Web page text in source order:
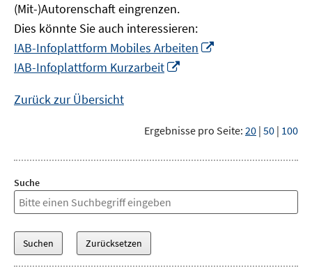
(Mit-)Autorenschaft eingrenzen.
Dies könnte Sie auch interessieren:
IAB-Infoplattform Mobiles Arbeiten
IAB-Infoplattform Kurzarbeit
Zurück zur Übersicht
Ergebnisse pro Seite: 20 | 50 | 100
Suche